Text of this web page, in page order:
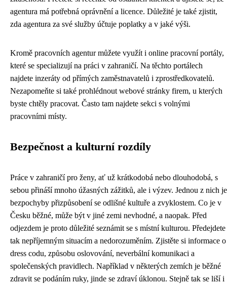
agentura má potřebná oprávnění a licence. Důležité je také zjistit,
zda agentura za své služby účtuje poplatky a v jaké výši.
Kromě pracovních agentur můžete využít i online pracovní portály,
které se specializují na práci v zahraničí. Na těchto portálech
najdete inzeráty od přímých zaměstnavatelů i zprostředkovatelů.
Nezapomeňte si také prohlédnout webové stránky firem, u kterých
byste chtěly pracovat. Často tam najdete sekci s volnými
pracovními místy.
Bezpečnost a kulturní rozdíly
Práce v zahraničí pro ženy, ať už krátkodobá nebo dlouhodobá, s
sebou přináší mnoho úžasných zážitků, ale i výzev. Jednou z nich je
bezpochyby přizpůsobení se odlišné kultuře a zvyklostem. Co je v
Česku běžné, může být v jiné zemi nevhodné, a naopak. Před
odjezdem je proto důležité seznámit se s místní kulturou. Předejdete
tak nepříjemným situacím a nedorozuměním. Zjistěte si informace o
dress codu, způsobu oslovování, neverbální komunikaci a
společenských pravidlech. Například v některých zemích je běžné
zdravit se podáním ruky, jinde se zdraví úklonou. Stejně tak se liší i